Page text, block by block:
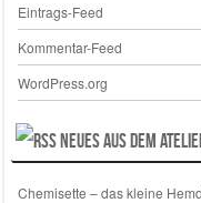
Eintrags-Feed
Kommentar-Feed
WordPress.org
Neues aus dem
Chemisette – das kleine